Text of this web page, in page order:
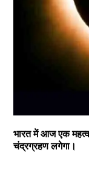
भारत में आज एक
चंद्रग्रहण लगेगा।